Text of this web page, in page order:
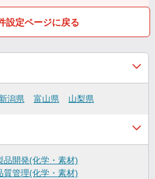
設定ページに戻る
新潟県 富山県 山梨県
品開発(化学・素材)
質管理(化学・素材)